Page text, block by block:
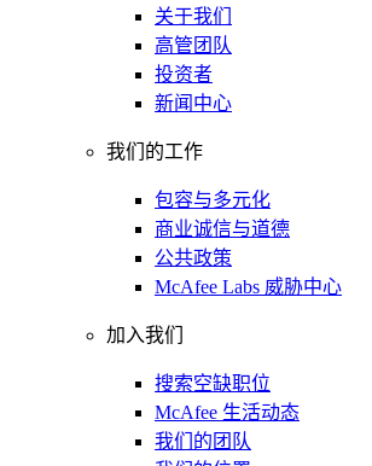
关于我们
高管团队
投资者
新闻中心
我们的工作
包容与多元化
商业诚信与道德
公共政策
McAfee Labs 威胁中心
加入我们
搜索空缺职位
McAfee 生活动态
我们的团队